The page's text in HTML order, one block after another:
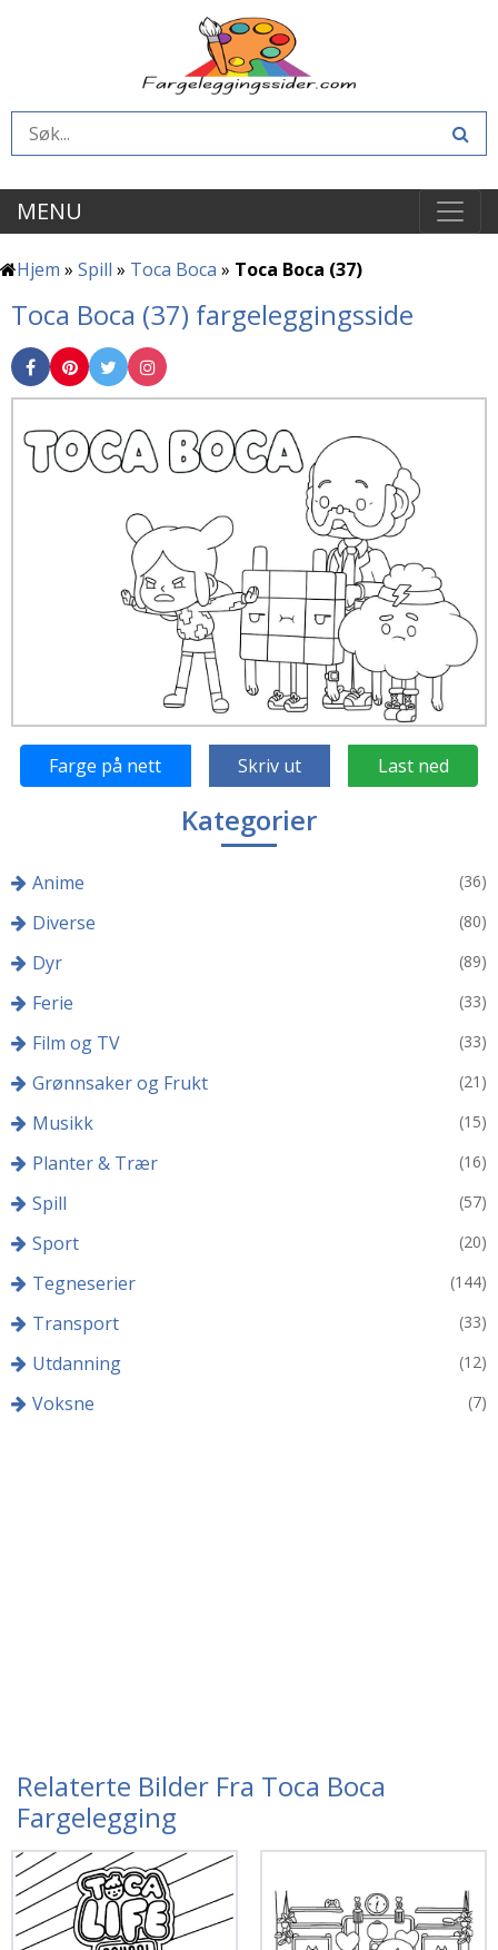
MENU
Hjem » Spill » Toca Boca » Toca Boca (37)
Toca Boca (37) fargeleggingsside
Farge på nett Skriv ut Last ned
Kategorier
Anime (36)
Diverse (80)
Dyr (89)
Ferie (33)
Film og TV (33)
Grønnsaker og Frukt (21)
Musikk (15)
Planter & Trær (16)
Spill (57)
Sport (20)
Tegneserier (144)
Transport (33)
Utdanning (12)
Voksne (7)
Relaterte Bilder Fra Toca Boca
Fargelegging